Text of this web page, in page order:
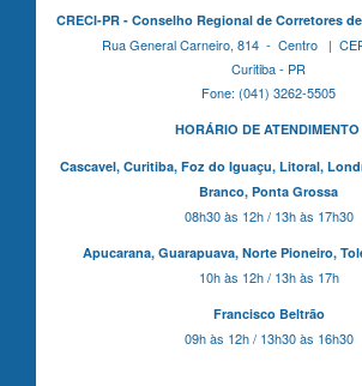
CRECI-PR - Conselho Regional de Corretores
Rua General Carneiro, 814 - Centro |
Curitiba - PR
Fone: (041) 3262-5505
HORÁRIO DE ATENDIMENTO
Cascavel, Curitiba,Foz do Iguaçu, Litoral,
Branco, Ponta Grossa
08h30 às 12h / 13h às 17h30
Apucarana, Guarapuava, Norte Pioneiro,
10h às 12h / 13h às 17h
Francisco Beltrão
09h às 12h / 13h30 às 16h30